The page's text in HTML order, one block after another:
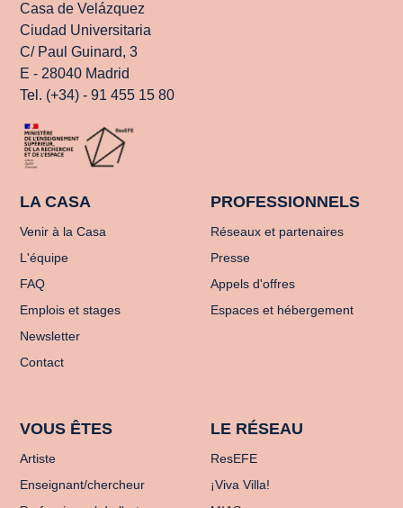
Casa de Velázquez
Ciudad Universitaria
C/ Paul Guinard, 3
E - 28040 Madrid
Tel. (+34) - 91 455 15 80
LA CASA
Venir à la Casa
L'équipe
FAQ
Emplois et stages
Newsletter
Contact
PROFESSIONNELS
Réseaux et partenaires
Presse
Appels d'offres
Espaces et hébergement
VOUS ÊTES
Artiste
Enseignant/chercheur
LE RÉSEAU
ResEFE
¡Viva Villa!